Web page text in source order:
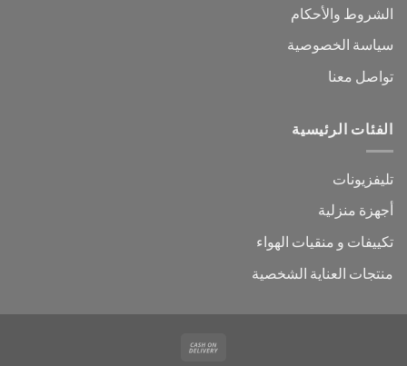
الشروط والأحكام
سياسة الخصوصية
تواصل معنا
الفئات الرئيسية
تليفزيونات
أجهزة منزلية
تكييفات و منقيات الهواء
منتجات العناية الشخصية